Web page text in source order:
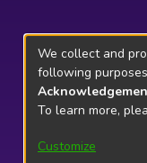
We collect and
following
To learn more,
Customize